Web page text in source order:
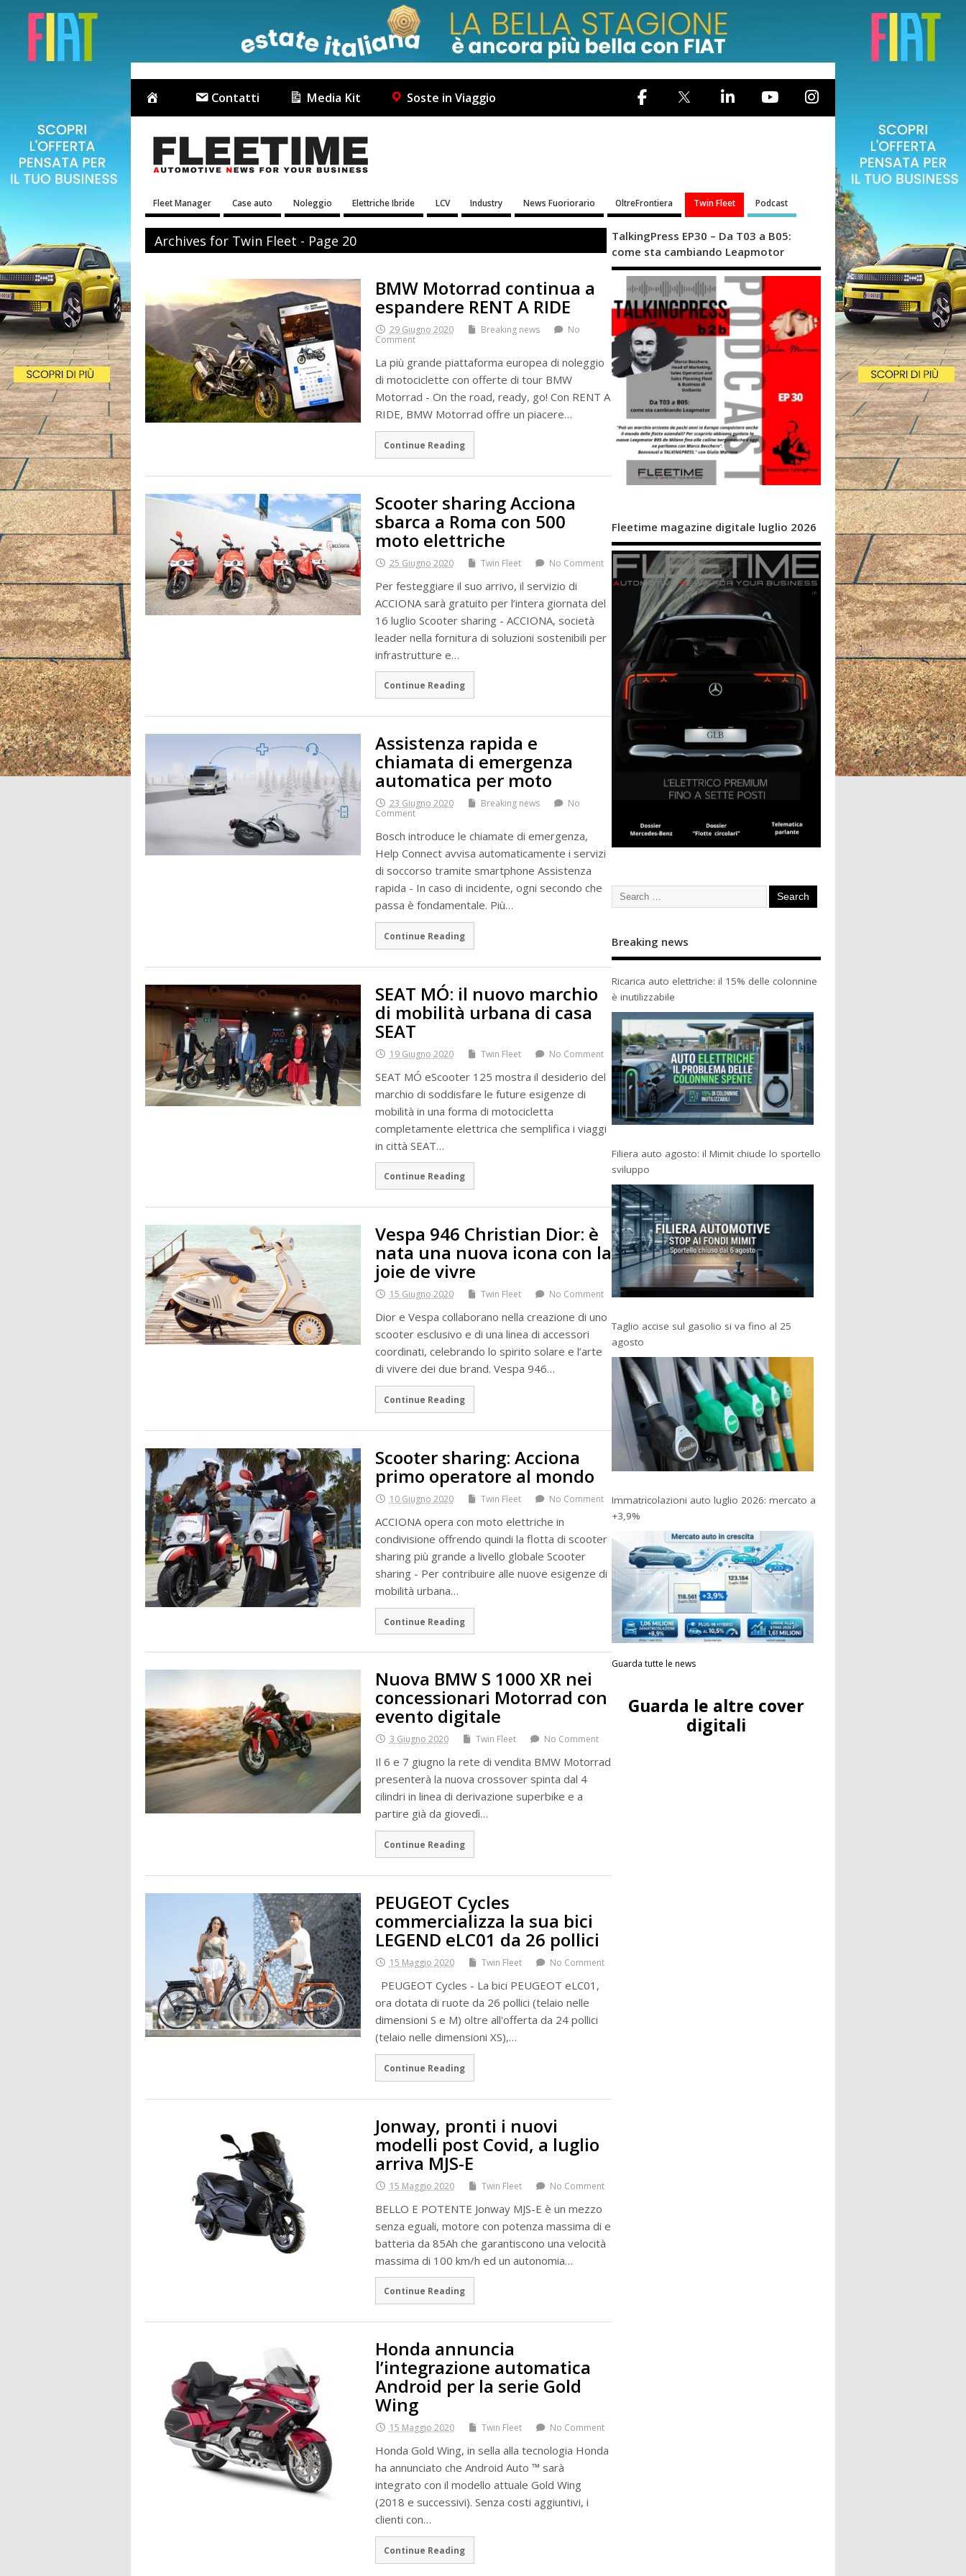
Contatti Media Kit Soste in Viaggio
Fleet Manager Case auto Noleggio Elettriche Ibride LCV Industry News Fuoriorario OltreFrontiera Twin Fleet Podcast
Archives for Twin Fleet - Page 20
BMW Motorrad continua a
espandere RENT A RIDE
29 Giugno 2020 Breaking news
No
Comment
La più grande piattaforma europea di noleggio
di motociclette con offerte di tour BMW
Motorrad - On the road, ready, go! Con RENT A
RIDE, BMW Motorrad offre un piacere…
Continue Reading
Scooter sharing Acciona
sbarca a Roma con 500
moto elettriche
25 Giugno 2020 Twin Fleet No Comment
Per festeggiare il suo arrivo, il servizio di
ACCIONA sarà gratuito per l’intera giornata del
16 luglio Scooter sharing - ACCIONA, società
leader nella fornitura di soluzioni sostenibili per
infrastrutture e…
Continue Reading
Assistenza rapida e
chiamata di emergenza
automatica per moto
23 Giugno 2020 Breaking news
No
Comment
Bosch introduce le chiamate di emergenza,
Help Connect avvisa automaticamente i servizi
di soccorso tramite smartphone Assistenza
rapida - In caso di incidente, ogni secondo che
passa è fondamentale. Più…
Continue Reading
SEAT MÓ: il nuovo marchio
di mobilità urbana di casa
SEAT
19 Giugno 2020 Twin Fleet No Comment
SEAT MÓ eScooter 125 mostra il desiderio del
marchio di soddisfare le future esigenze di
mobilità in una forma di motocicletta
completamente elettrica che semplifica i viaggi
in città SEAT…
Continue Reading
Vespa 946 Christian Dior: è
nata una nuova icona con la
joie de vivre
15 Giugno 2020 Twin Fleet No Comment
Dior e Vespa collaborano nella creazione di uno
scooter esclusivo e di una linea di accessori
coordinati, celebrando lo spirito solare e l’arte
di vivere dei due brand. Vespa 946…
Continue Reading
Scooter sharing: Acciona
primo operatore al mondo
10 Giugno 2020 Twin Fleet No Comment
ACCIONA opera con moto elettriche in
condivisione offrendo quindi la flotta di scooter
sharing più grande a livello globale Scooter
sharing - Per contribuire alle nuove esigenze di
mobilità urbana…
Continue Reading
Nuova BMW S 1000 XR nei
concessionari Motorrad con
evento digitale
3 Giugno 2020 Twin Fleet No Comment
Il 6 e 7 giugno la rete di vendita BMW Motorrad
presenterà la nuova crossover spinta dal 4
cilindri in linea di derivazione superbike e a
partire già da giovedì…
Continue Reading
PEUGEOT Cycles
commercializza la sua bici
LEGEND eLC01 da 26 pollici
15 Maggio 2020 Twin Fleet No Comment
PEUGEOT Cycles - La bici PEUGEOT eLC01,
ora dotata di ruote da 26 pollici (telaio nelle
dimensioni S e M) oltre all'offerta da 24 pollici
(telaio nelle dimensioni XS),…
Continue Reading
Jonway, pronti i nuovi
modelli post Covid, a luglio
arriva MJS-E
15 Maggio 2020 Twin Fleet No Comment
BELLO E POTENTE Jonway MJS-E è un mezzo
senza eguali, motore con potenza massima di e
batteria da 85Ah che garantiscono una velocità
massima di 100 km/h ed un autonomia…
Continue Reading
Honda annuncia
l’integrazione automatica
Android per la serie Gold
Wing
15 Maggio 2020 Twin Fleet No Comment
Honda Gold Wing, in sella alla tecnologia Honda
ha annunciato che Android Auto ™ sarà
integrato con il modello attuale Gold Wing
(2018 e successivi). Senza costi aggiuntivi, i
clienti con…
Continue Reading
TalkingPress EP30 – Da T03 a B05:
come sta cambiando Leapmotor
Fleetime magazine digitale luglio 2026
Breaking news
Ricarica auto elettriche: il 15% delle colonnine
è inutilizzabile
Filiera auto agosto: il Mimit chiude lo sportello
sviluppo
Taglio accise sul gasolio si va fino al 25
agosto
Immatricolazioni auto luglio 2026: mercato a
+3,9%
Guarda tutte le news
Guarda le altre cover
digitali